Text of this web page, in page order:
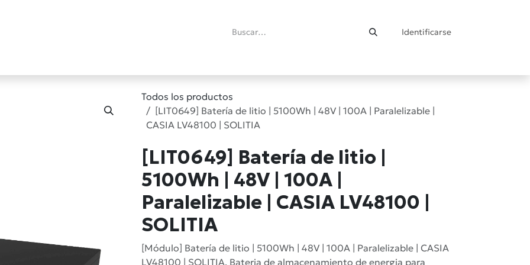
Identificarse
Todos los productos
[LIT0649] Batería de litio | 5100Wh | 48V | 100A | Paralelizable |
CASIA LV48100 | SOLITIA
[LIT0649] Batería de litio |
5100Wh | 48V | 100A |
Paralelizable | CASIA LV48100 |
SOLITIA
[Módulo] Batería de litio | 5100Wh | 48V | 100A | Paralelizable | CASIA
LV48100 | SOLITIA. Bateria de almacenamiento de energia para